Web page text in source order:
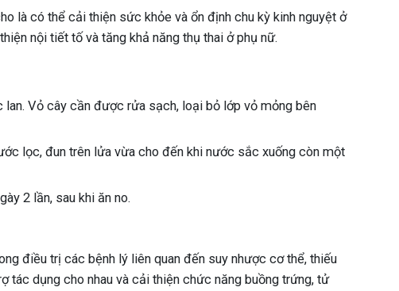
là có thể cải thiện sức khỏe và ổn định chu kỳ kinh nguyệt ở
nội tiết tố và tăng khả năng thụ thai ở phụ nữ.
lan. Vỏ cây cần được rửa sạch, loại bỏ lớp vỏ mỏng bên
lọc, đun trên lửa vừa cho đến khi nước sắc xuống còn một
2 lần, sau khi ăn no.
điều trị các bệnh lý liên quan đến suy nhược cơ thể, thiếu
tác dụng cho nhau và cải thiện chức năng buồng trứng, tử